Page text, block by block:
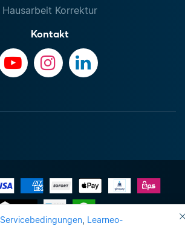
Servicebedingungen, Learneo-
Hausarbeit Korrektur
Kontakt